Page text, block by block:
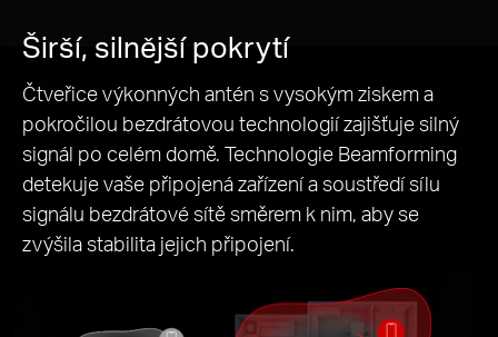
Širší, silnější pokrytí
Čtveřice výkonných antén s vysokým ziskem a
pokročilou bezdrátovou technologií zajišťuje silný
signál po celém domě. Technologie Beamforming
detekuje vaše připojená zařízení a soustředí sílu
signálu bezdrátové sítě směrem k nim, aby se
zvýšila stabilita jejich připojení.